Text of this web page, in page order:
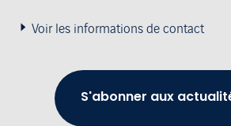
Voir les informations de contact
S'abonner aux